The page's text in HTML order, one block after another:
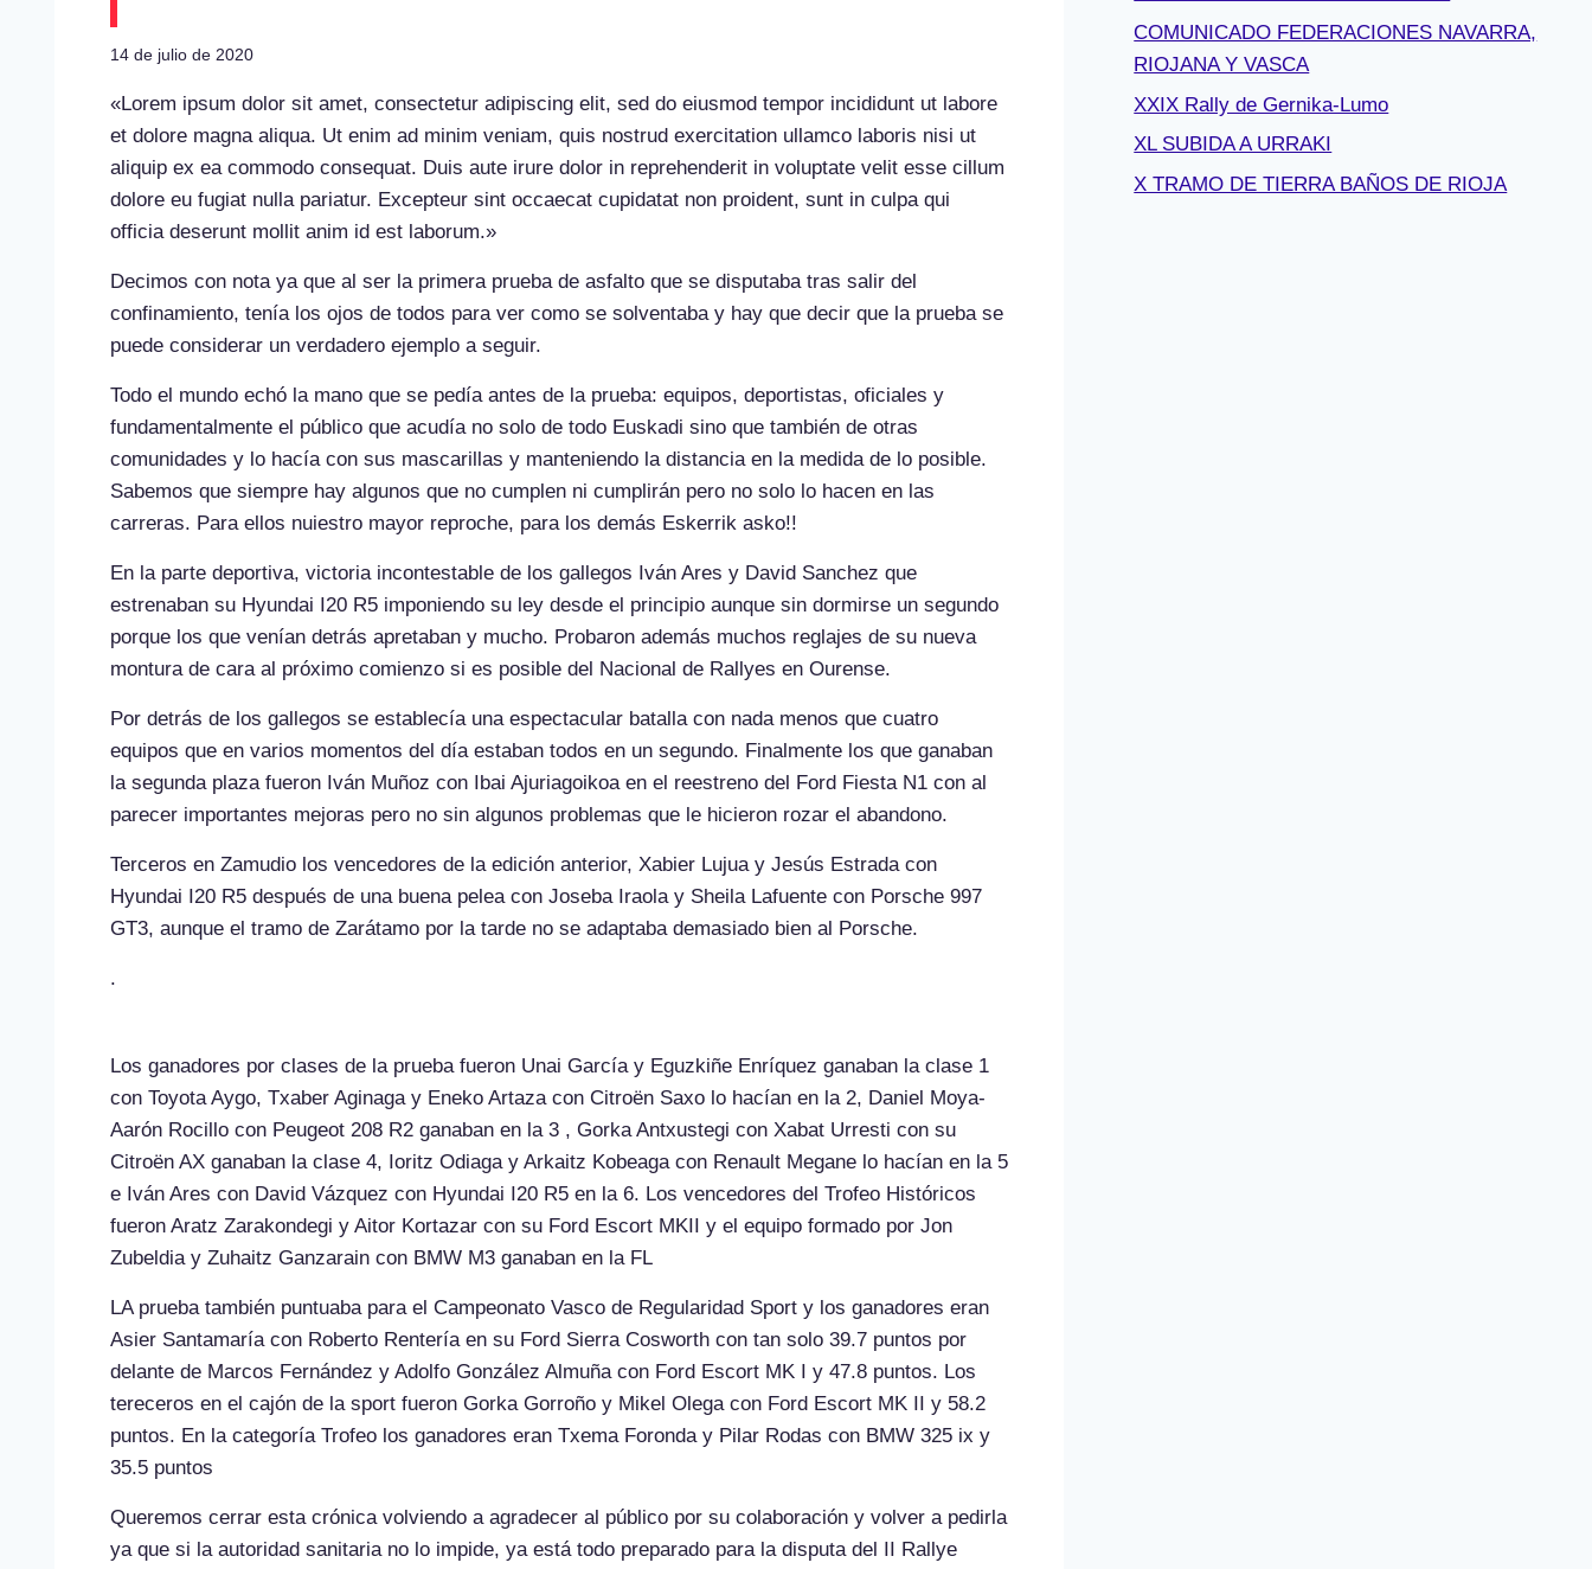
14 de julio de 2020
«Lorem ipsum dolor sit amet, consectetur adipiscing elit, sed do eiusmod tempor incididunt ut labore
et dolore magna aliqua. Ut enim ad minim veniam, quis nostrud exercitation ullamco laboris nisi ut
aliquip ex ea commodo consequat. Duis aute irure dolor in reprehenderit in voluptate velit esse cillum
dolore eu fugiat nulla pariatur. Excepteur sint occaecat cupidatat non proident, sunt in culpa qui
officia deserunt mollit anim id est laborum.»
Decimos con nota ya que al ser la primera prueba de asfalto que se disputaba tras salir del
confinamiento, tenía los ojos de todos para ver como se solventaba y hay que decir que la prueba se
puede considerar un verdadero ejemplo a seguir.
Todo el mundo echó la mano que se pedía antes de la prueba: equipos, deportistas, oficiales y
fundamentalmente el público que acudía no solo de todo Euskadi sino que también de otras
comunidades y lo hacía con sus mascarillas y manteniendo la distancia en la medida de lo posible.
Sabemos que siempre hay algunos que no cumplen ni cumplirán pero no solo lo hacen en las
carreras. Para ellos nuiestro mayor reproche, para los demás Eskerrik asko!!
En la parte deportiva, victoria incontestable de los gallegos Iván Ares y David Sanchez que
estrenaban su Hyundai I20 R5 imponiendo su ley desde el principio aunque sin dormirse un segundo
porque los que venían detrás apretaban y mucho. Probaron además muchos reglajes de su nueva
montura de cara al próximo comienzo si es posible del Nacional de Rallyes en Ourense.
Por detrás de los gallegos se establecía una espectacular batalla con nada menos que cuatro
equipos que en varios momentos del día estaban todos en un segundo. Finalmente los que ganaban
la segunda plaza fueron Iván Muñoz con Ibai Ajuriagoikoa en el reestreno del Ford Fiesta N1 con al
parecer importantes mejoras pero no sin algunos problemas que le hicieron rozar el abandono.
Terceros en Zamudio los vencedores de la edición anterior, Xabier Lujua y Jesús Estrada con
Hyundai I20 R5 después de una buena pelea con Joseba Iraola y Sheila Lafuente con Porsche 997
GT3, aunque el tramo de Zarátamo por la tarde no se adaptaba demasiado bien al Porsche.
.
Los ganadores por clases de la prueba fueron Unai García y Eguzkiñe Enríquez ganaban la clase 1
con Toyota Aygo, Txaber Aginaga y Eneko Artaza con Citroën Saxo lo hacían en la 2, Daniel Moya-
Aarón Rocillo con Peugeot 208 R2 ganaban en la 3 , Gorka Antxustegi con Xabat Urresti con su
Citroën AX ganaban la clase 4, Ioritz Odiaga y Arkaitz Kobeaga con Renault Megane lo hacían en la 5
e Iván Ares con David Vázquez con Hyundai I20 R5 en la 6. Los vencedores del Trofeo Históricos
fueron Aratz Zarakondegi y Aitor Kortazar con su Ford Escort MKII y el equipo formado por Jon
Zubeldia y Zuhaitz Ganzarain con BMW M3 ganaban en la FL
LA prueba también puntuaba para el Campeonato Vasco de Regularidad Sport y los ganadores eran
Asier Santamaría con Roberto Rentería en su Ford Sierra Cosworth con tan solo 39.7 puntos por
delante de Marcos Fernández y Adolfo González Almuña con Ford Escort MK I y 47.8 puntos. Los
tereceros en el cajón de la sport fueron Gorka Gorroño y Mikel Olega con Ford Escort MK II y 58.2
puntos. En la categoría Trofeo los ganadores eran Txema Foronda y Pilar Rodas con BMW 325 ix y
35.5 puntos
Queremos cerrar esta crónica volviendo a agradecer al público por su colaboración y volver a pedirla
ya que si la autoridad sanitaria no lo impide, ya está todo preparado para la disputa del II Rallye
COMUNICADO FEDERACIONES NAVARRA,
RIOJANA Y VASCA
XXIX Rally de Gernika-Lumo
XL SUBIDA A URRAKI
X TRAMO DE TIERRA BAÑOS DE RIOJA